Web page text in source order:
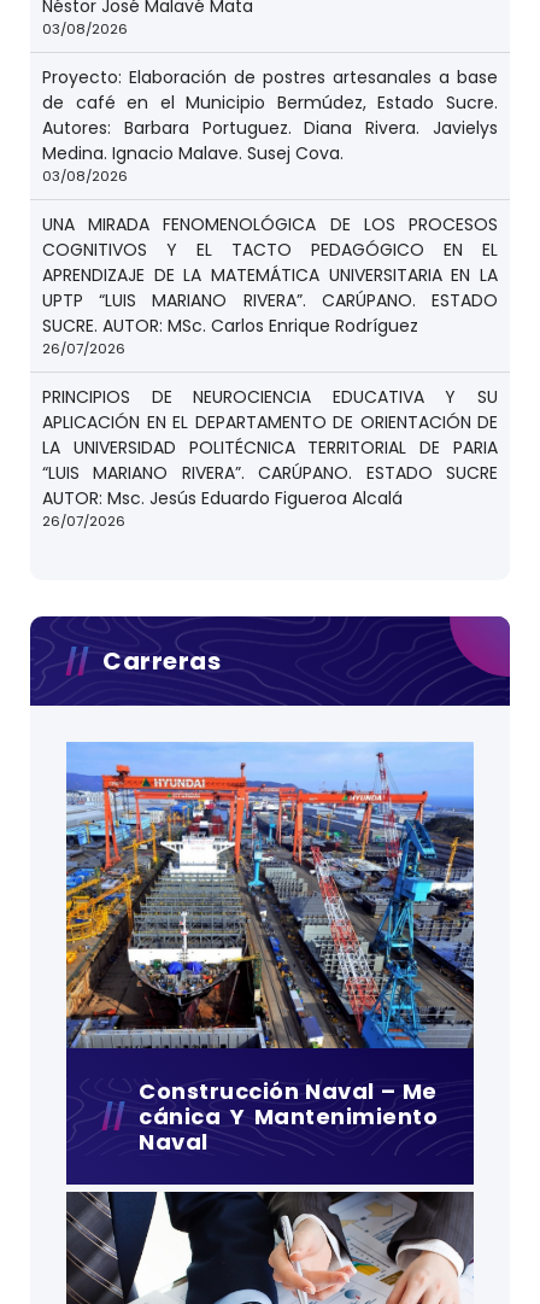
Néstor José Malavé Mata
03/08/2026
Proyecto: Elaboración de postres artesanales a base
de café en el Municipio Bermúdez, Estado Sucre.
Autores: Barbara Portuguez. Diana Rivera. Javielys
Medina. Ignacio Malave. Susej Cova.
03/08/2026
UNA MIRADA FENOMENOLÓGICA DE LOS PROCESOS
COGNITIVOS Y EL TACTO PEDAGÓGICO EN EL
APRENDIZAJE DE LA MATEMÁTICA UNIVERSITARIA EN LA
UPTP “LUIS MARIANO RIVERA”. CARÚPANO. ESTADO
SUCRE. AUTOR: MSc. Carlos Enrique Rodríguez
26/07/2026
PRINCIPIOS DE NEUROCIENCIA EDUCATIVA Y SU
APLICACIÓN EN EL DEPARTAMENTO DE ORIENTACIÓN DE
LA UNIVERSIDAD POLITÉCNICA TERRITORIAL DE PARIA
“LUIS MARIANO RIVERA”. CARÚPANO. ESTADO SUCRE
AUTOR: Msc. Jesús Eduardo Figueroa Alcalá
26/07/2026
Carreras
Construcción Naval – Me
Cánica Y Mantenimiento
Naval